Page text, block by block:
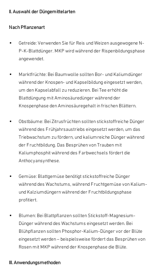
II. Auswahl der Düngemittelarten
Nach Pflanzenart
Getreide: Verwenden Sie für Reis und Weizen ausgewogene N-
P-K-Blattdünger. MKP wird während der Rispenbildungsphase
angewendet.
Marktfrüchte: Bei Baumwolle sollten Bor- und Kaliumdünger
während der Knospen- und Kapselbildung eingesetzt werden,
um den Kapselabfall zu reduzieren. Bei Tee erhöht die
Blattdüngung mit Aminosäuredünger während der
Knospenphase den Aminosäuregehalt in frischen Blättern.
Obstbäume: Bei Zitrusfrüchten sollten stickstoffreiche Dünger
während des Frühjahrsaustriebs eingesetzt werden, um das
Triebwachstum zu fördern, und kaliumreiche Dünger während
der Fruchtbildung. Das Besprühen von Trauben mit
Kaliumphosphit während des Farbwechsels fördert die
Anthocyansynthese.
Gemüse: Blattgemüse benötigt stickstoffreiche Dünger
während des Wachstums, während Fruchtgemüse von Kalium-
und Kalziumdüngern während der Fruchtbildungsphase
profitiert.
Blumen: Bei Blattpflanzen sollten Stickstoff-Magnesium-
Dünger während des Wachstums eingesetzt werden. Bei
Blühpflanzen sollten Phosphor-Kalium-Dünger vor der Blüte
eingesetzt werden – beispielsweise fördert das Besprühen von
Rosen mit MKP während der Knospenphase die Blüte.
III. Anwendungsmethoden